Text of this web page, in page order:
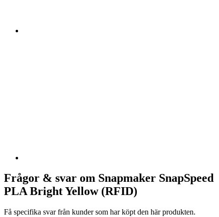
Frågor & svar om Snapmaker SnapSpeed
PLA Bright Yellow (RFID)
Få specifika svar från kunder som har köpt den här produkten.